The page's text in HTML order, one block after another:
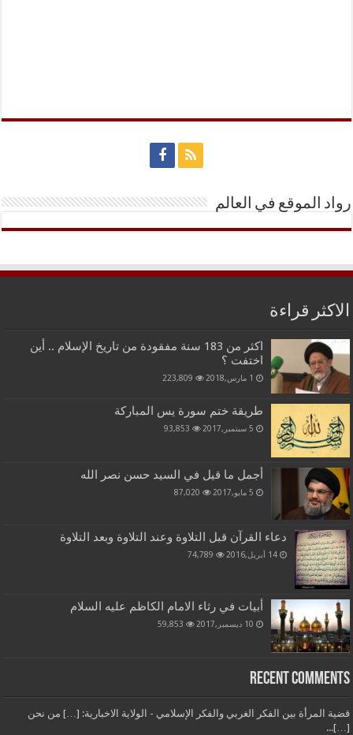
رواد الموقع في العالم
الاكثر قراءة
اكثر من 183 سنة مفقودة من تاريخ الإسلام .. أين
اختفت ؟
1 مارس,2018 223,809
طريقة ختم سورة يس المباركة
5 سبتمبر,2017 93,853
أجمل ما قيل في السيد حسن نصر الله
5 مايو,2017 87,020
دعاء القرآن قبل التلاوة وعند التلاوة وبعد التلاوة
14 أبريل,2016 74,789
أبيات في رثاء الامام الكاظم عليه السلام
10 ديسمبر,2017 59,853
Recent Comments
قضية المرأة بين الفكر الغربي والفكر الإسلامي - الولاية الاخبارية: […] من نحن
[…]...